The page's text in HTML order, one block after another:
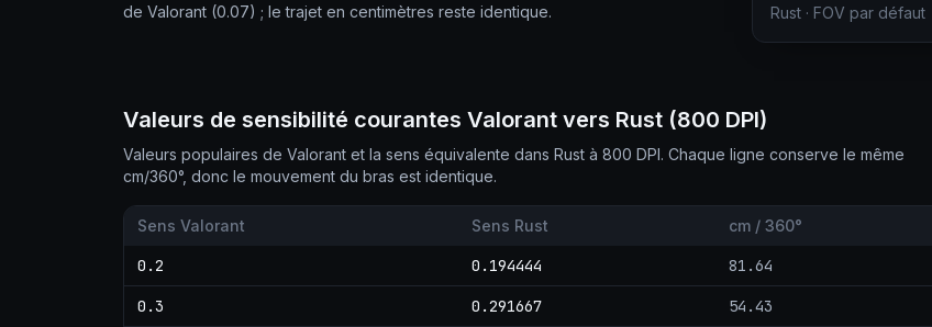
de Valorant (0.07) ; le trajet en centimètres reste identique.
Rust · FOV par défaut
Valeurs de sensibilité courantes Valorant vers Rust (800 DPI)
Valeurs populaires de Valorant et la sens équivalente dans Rust à 800 DPI. Chaque ligne conserve le même
cm/360°, donc le mouvement du bras est identique.
Sens Valorant Sens Rust cm / 360°
0.2 0.194444 81.64
0.3 0.291667 54.43